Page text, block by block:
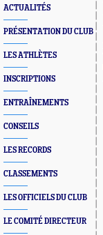
ACTUALITÉS
PRÉSENTATION DU CLUB
LES ATHLÈTES
INSCRIPTIONS
ENTRAÎNEMENTS
CONSEILS
LES RECORDS
CLASSEMENTS
LES OFFICIELS DU CLUB
LE COMITÉ DIRECTEUR